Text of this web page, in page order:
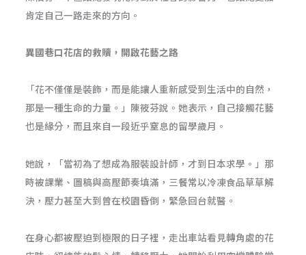
肯定自己一路走來的方向。
異國巷口花店的救贖，開啟花藝之路
「花不僅僅是裝飾，而是能讓人重新感受到生活中的自然，
那是一種生命的力量。」陳筱芬說。她表示，自己接觸花藝
也是緣分，而且來自一段近乎窒息的留學歲月。
她說，「當初為了想成為服裝設計師，才到日本求學。」那
時被課業、圖稿與高壓節奏填滿，三餐常以冷凍食品草草解
決，壓力甚至大到曾在校園昏倒，緊急回台就醫。
在身心都被壓迫到極限的日子裡，走出車站看見轉角處的花